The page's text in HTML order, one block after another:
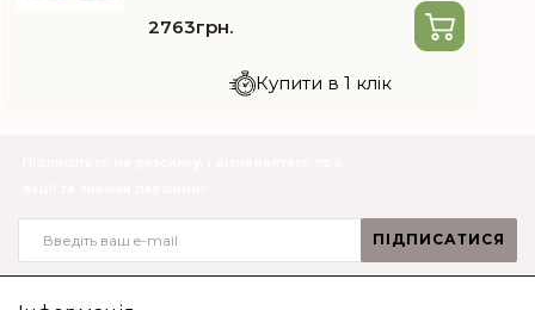
2763грн.
Купити в 1 клік
ПІДПИСАТИСЯ